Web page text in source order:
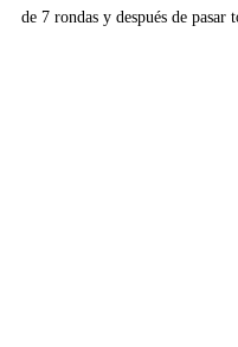
de 7 rondas y después de